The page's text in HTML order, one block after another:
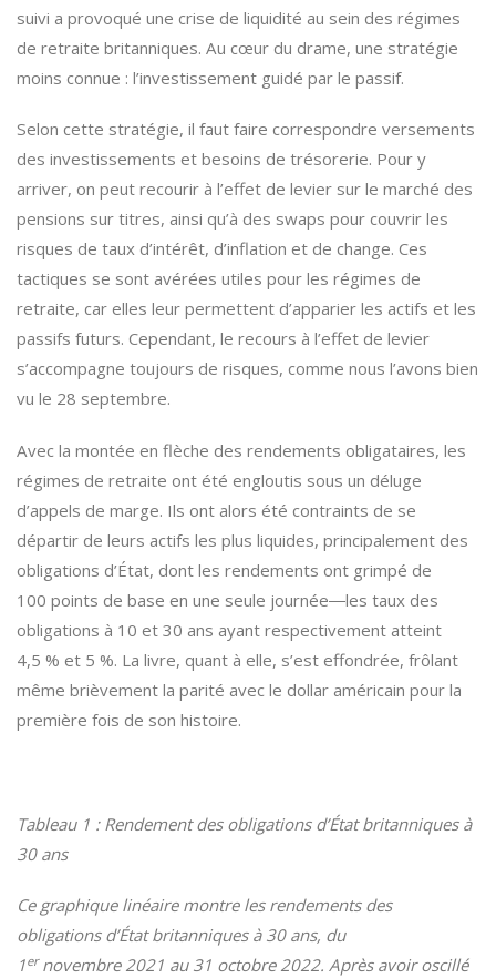
suivi a provoqué une crise de liquidité au sein des régimes
de retraite britanniques. Au cœur du drame, une stratégie
moins connue : l’investissement guidé par le passif.
Selon cette stratégie, il faut faire correspondre versements
des investissements et besoins de trésorerie. Pour y
arriver, on peut recourir à l’effet de levier sur le marché des
pensions sur titres, ainsi qu’à des swaps pour couvrir les
risques de taux d’intérêt, d’inflation et de change. Ces
tactiques se sont avérées utiles pour les régimes de
retraite, car elles leur permettent d’apparier les actifs et les
passifs futurs. Cependant, le recours à l’effet de levier
s’accompagne toujours de risques, comme nous l’avons bien
vu le 28 septembre.
Avec la montée en flèche des rendements obligataires, les
régimes de retraite ont été engloutis sous un déluge
d’appels de marge. Ils ont alors été contraints de se
départir de leurs actifs les plus liquides, principalement des
obligations d’État, dont les rendements ont grimpé de
100 points de base en une seule journée―les taux des
obligations à 10 et 30 ans ayant respectivement atteint
4,5 % et 5 %. La livre, quant à elle, s’est effondrée, frôlant
même brièvement la parité avec le dollar américain pour la
première fois de son histoire.
Tableau 1 : Rendement des obligations d’État britanniques à
30 ans
Ce graphique linéaire montre les rendements des
obligations d’État britanniques à 30 ans, du
1er novembre 2021 au 31 octobre 2022. Après avoir oscillé